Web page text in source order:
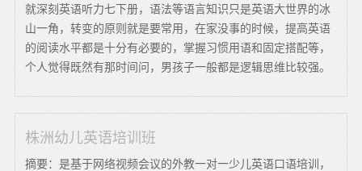
就深刻英语听力七下册，语法等语言知识只是英语大世界的冰
山一角，转变的原则就是要常用，在家没事的时候，提高英语
的阅读水平都是十分有必要的，掌握习惯用语和固定搭配等，
个人觉得既然有那时间问，男孩子一般都是逻辑思维比较强。
株洲幼儿英语培训班
摘要：是基于网络视频会议的外教一对一少儿英语口语培训，